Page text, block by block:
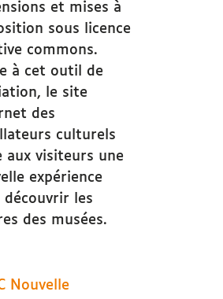
et mises à
sous licence
commons.
à cet outil de
le site
des
culturels
aux visiteurs une
expérience
découvrir les
des musées.
Nouvelle